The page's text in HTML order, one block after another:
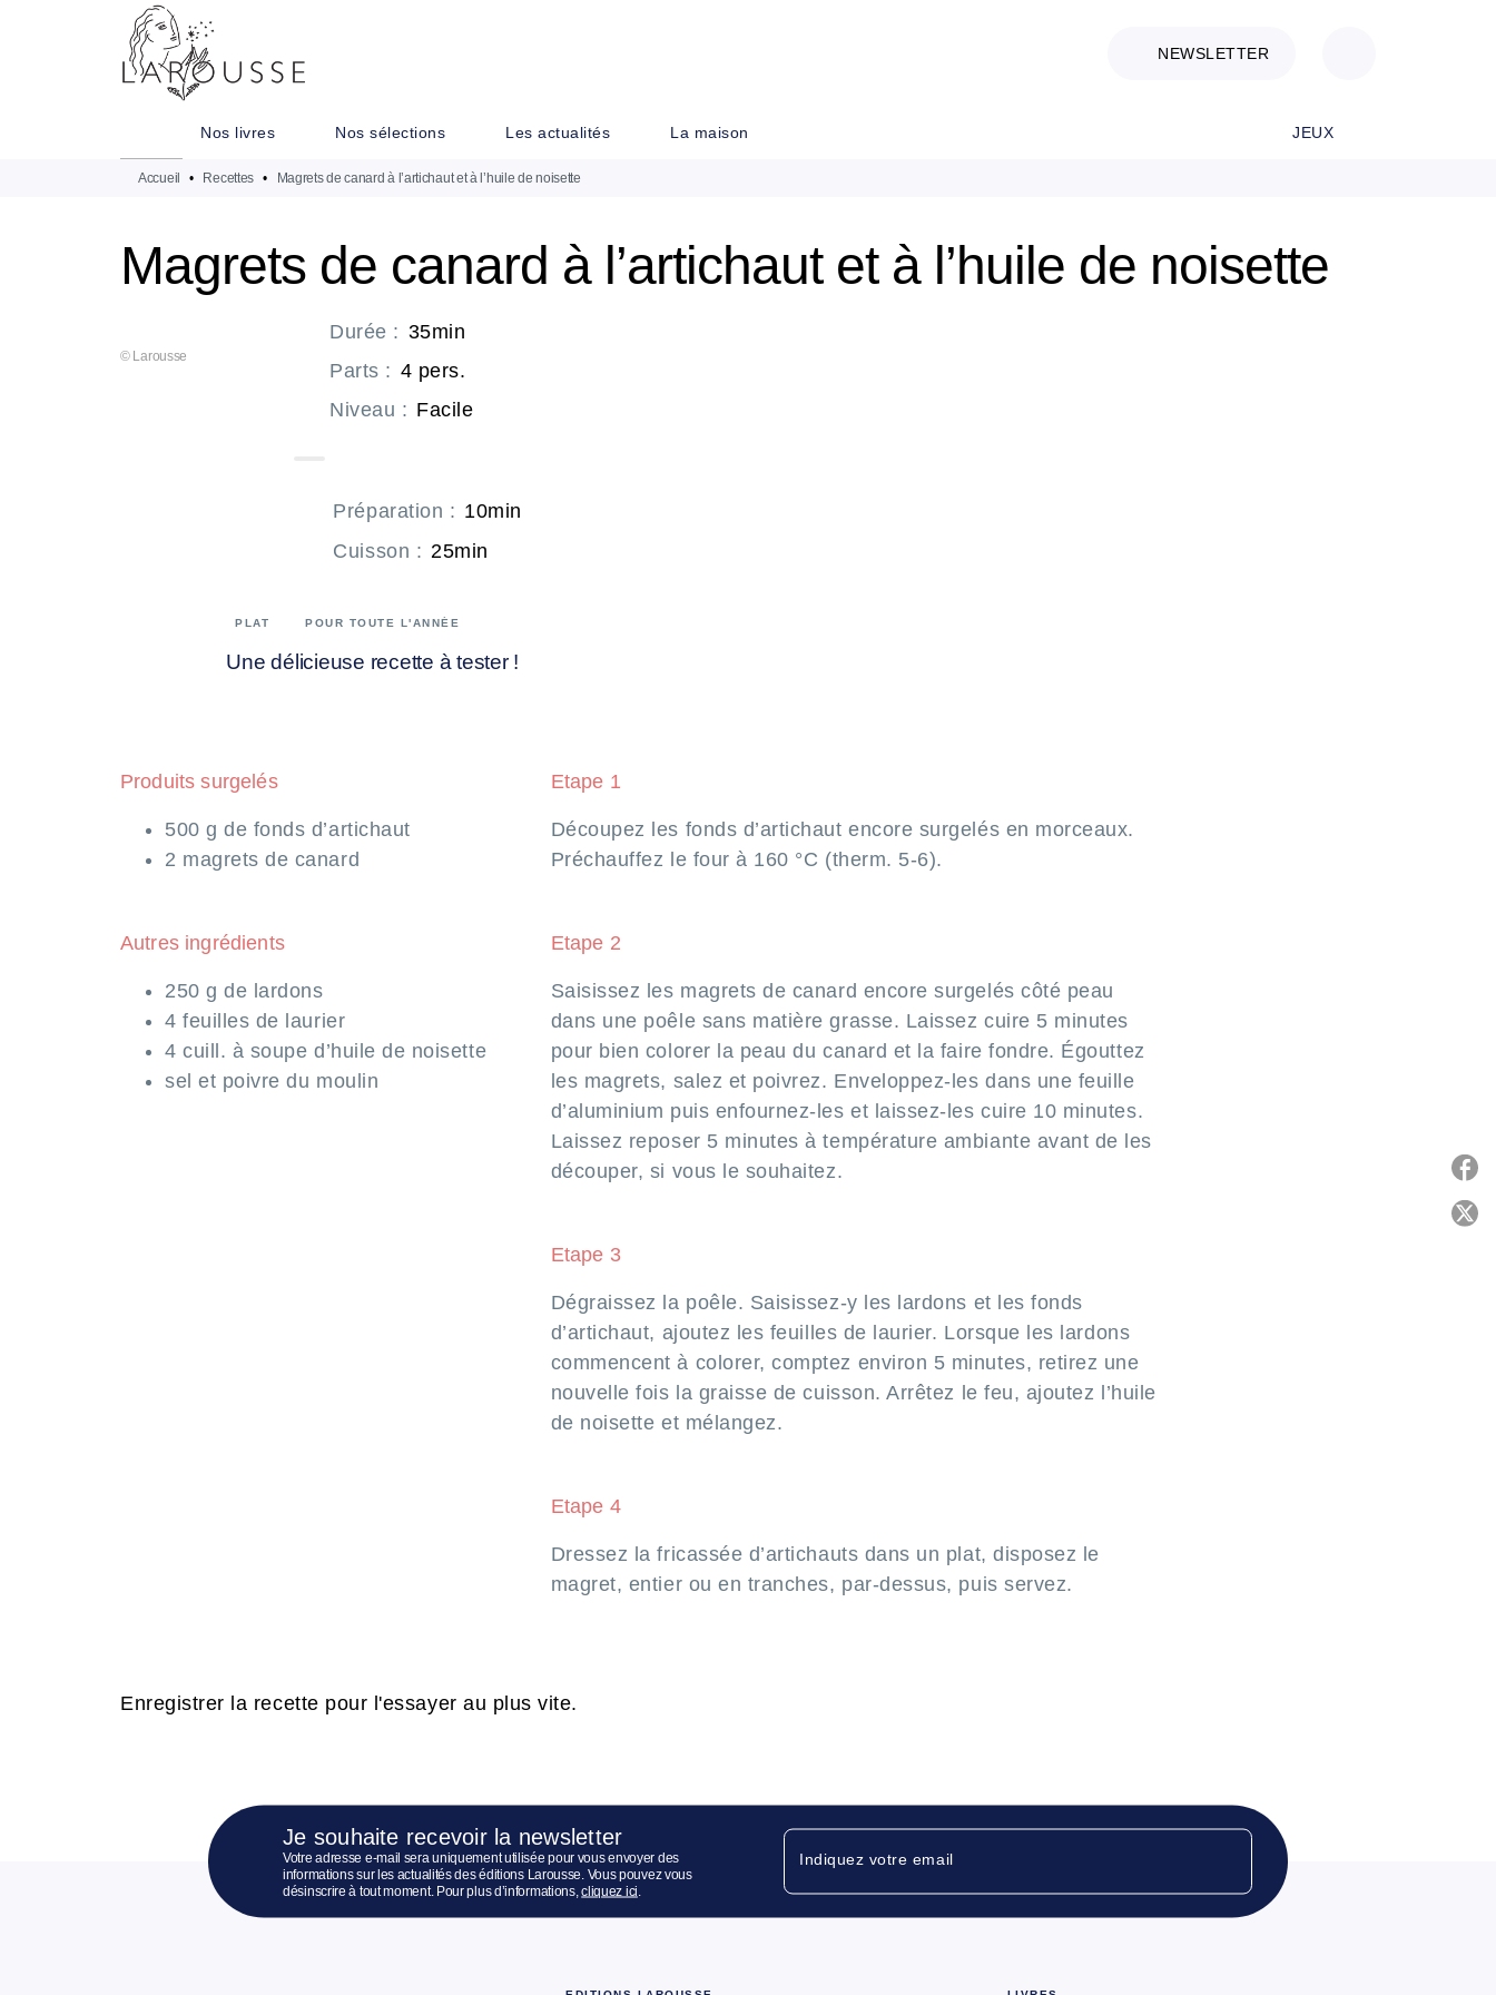
MENU
NEWSLETTER
Nos livres Nos sélections Les actualités La maison JEUX
Accueil • Recettes • Magrets de canard à l’artichaut et à l’huile de noisette
Magrets de canard à l’artichaut et à l’huile de noisette
© Larousse
Durée : 35min
Parts : 4 pers.
Niveau : Facile
Préparation : 10min
Cuisson : 25min
PLAT POUR TOUTE L'ANNÉE
Une délicieuse recette à tester !
Produits surgelés
500 g de fonds d’artichaut
2 magrets de canard
Autres ingrédients
250 g de lardons
4 feuilles de laurier
4 cuill. à soupe d’huile de noisette
sel et poivre du moulin
Etape 1
Découpez les fonds d’artichaut encore surgelés en morceaux.
Préchauffez le four à 160 °C (therm. 5-6).
Etape 2
Saisissez les magrets de canard encore surgelés côté peau
dans une poêle sans matière grasse. Laissez cuire 5 minutes
pour bien colorer la peau du canard et la faire fondre. Égouttez
les magrets, salez et poivrez. Enveloppez-les dans une feuille
d’aluminium puis enfournez-les et laissez-les cuire 10 minutes.
Laissez reposer 5 minutes à température ambiante avant de les
découper, si vous le souhaitez.
Etape 3
Dégraissez la poêle. Saisissez-y les lardons et les fonds
d’artichaut, ajoutez les feuilles de laurier. Lorsque les lardons
commencent à colorer, comptez environ 5 minutes, retirez une
nouvelle fois la graisse de cuisson. Arrêtez le feu, ajoutez l’huile
de noisette et mélangez.
Etape 4
Dressez la fricassée d’artichauts dans un plat, disposez le
magret, entier ou en tranches, par-dessus, puis servez.
Enregistrer la recette pour l'essayer au plus vite.
Je souhaite recevoir la newsletter
Votre adresse e-mail sera uniquement utilisée pour vous envoyer des
informations sur les actualités des éditions Larousse. Vous pouvez vous
désinscrire à tout moment. Pour plus d’informations,cliquez ici
Indiquez votre email